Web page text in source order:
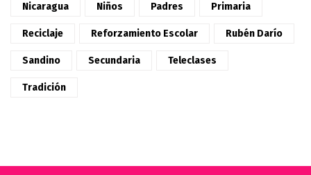
Nicaragua Niños Padres Primaria
Reciclaje Reforzamiento Escolar Rubén Darío
Sandino Secundaria Teleclases
Tradición